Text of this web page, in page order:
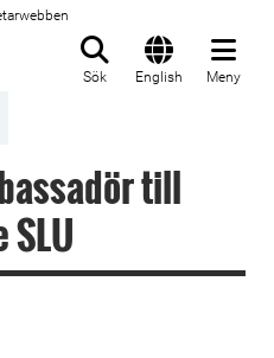
Sök English Meny
till